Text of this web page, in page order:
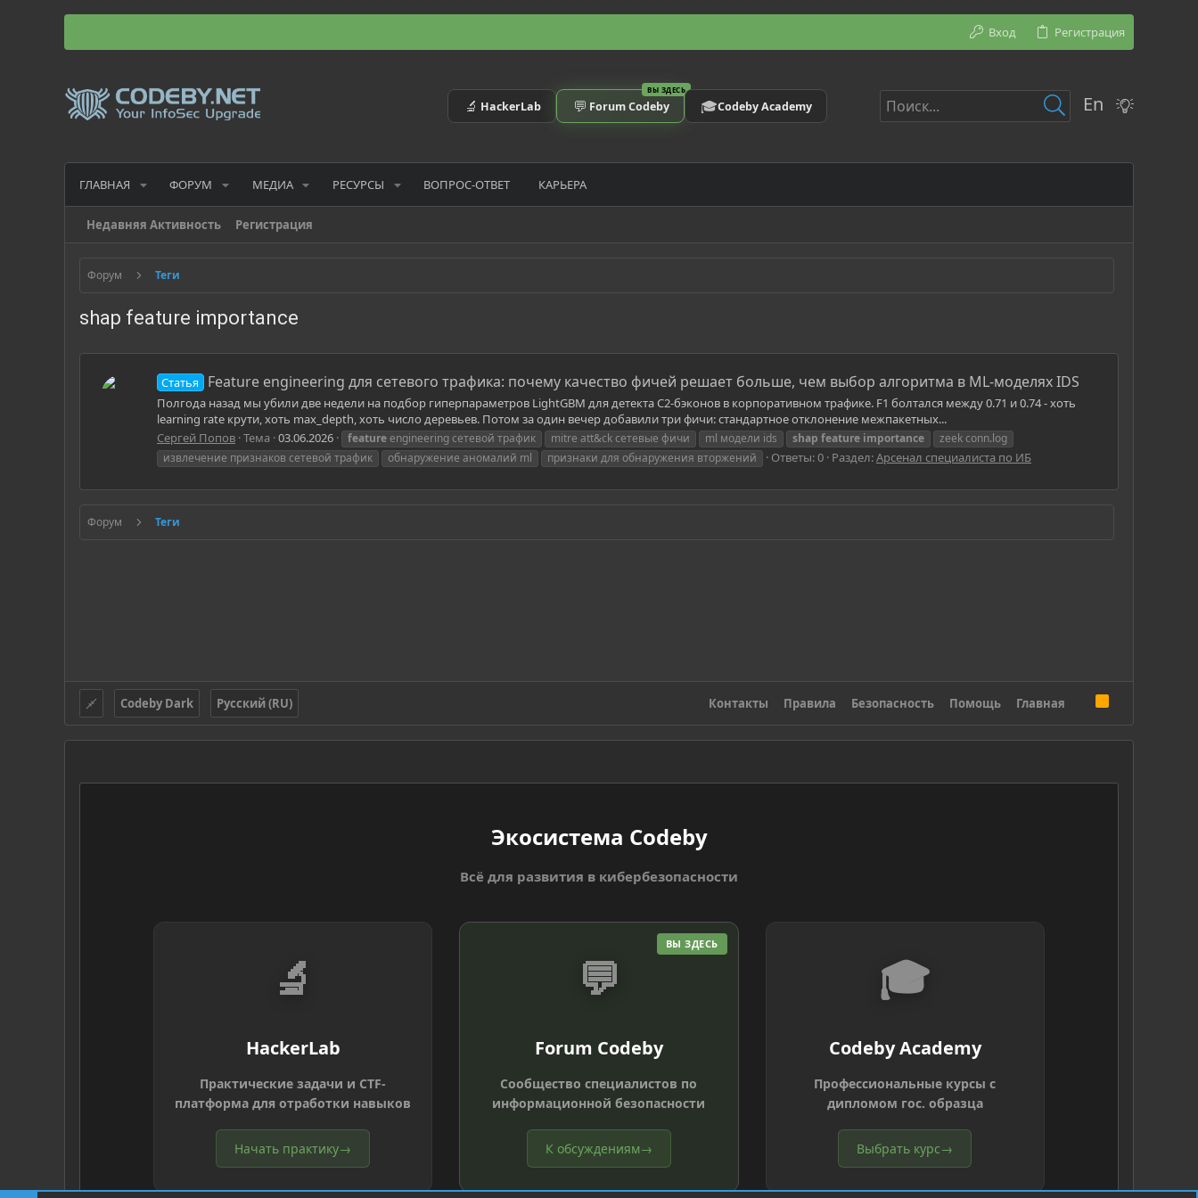
Вход Регистрация
🔬 HackerLab
ВЫ ЗДЕСЬ
💬 Forum Codeby 🎓Codeby Academy En
ГЛАВНАЯ ФОРУМ МЕДИА РЕСУРСЫ ВОПРОС-ОТВЕТ КАРЬЕРА
Недавняя Активность Регистрация
Форум Теги
shap feature importance
Статья Feature engineering для сетевого трафика: почему качество фичей решает больше, чем выбор алгоритма в ML-моделях IDS
Полгода назад мы убили две недели на подбор гиперпараметров LightGBM для детекта C2-бэконов в корпоративном трафике. F1 болтался между 0.71 и 0.74 - хоть
learning rate крути, хоть max_depth, хоть число деревьев. Потом за один вечер добавили три фичи: стандартное отклонение межпакетных...
Сергей Попов Тема 03.06.2026 featureengineering сетевой трафик mitre att&ck сетевые фичи ml модели ids shap feature importance
zeek conn.log
извлечение признаков сетевой трафик
обнаружение аномалий ml признаки для обнаружения вторжений Ответы: 0 Раздел:Арсенал специалиста по ИБ
Форум Теги
Codeby Dark Русский (RU) Контакты Правила Безопасность Помощь Главная
S
Экосистема Codeby
Всё для развития в кибербезопасности
🔬
HackerLab
Практические задачи и CTF-
платформа для отработки навыков
Начать практику→
ВЫ ЗДЕСЬ
💬
Forum Codeby
Сообщество специалистов по
информационной безопасности
К обсуждениям→
🎓
Codeby Academy
Профессиональные курсы с
дипломом гос. образца
Выбрать курс→